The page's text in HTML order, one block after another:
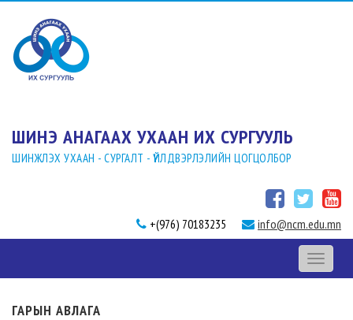
ШИНЭ АНАГААХ УХААН ИХ СУРГУУЛЬ
ШИНЖЛЭХ УХААН - СУРГАЛТ - ҮЙЛДВЭРЛЭЛИЙН ЦОГЦОЛБОР
+(976) 70183235 info@ncm.edu.mn
Toggle
ГАРЫН АВЛАГА